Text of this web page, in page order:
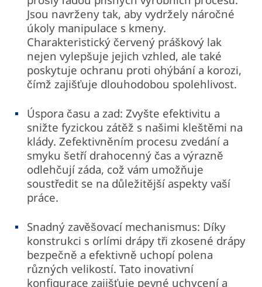
Jsou navrženy tak, aby vydržely náročné
úkoly manipulace s kmeny.
Charakteristický červený práškový lak
nejen vylepšuje jejich vzhled, ale také
poskytuje ochranu proti ohýbání a korozi,
čímž zajišťuje dlouhodobou spolehlivost.
Úspora času a zad: Zvyšte efektivitu a
snižte fyzickou zátěž s našimi kleštěmi na
klády. Zefektivněním procesu zvedání a
smyku šetří drahocenný čas a výrazně
odlehčují záda, což vám umožňuje
soustředit se na důležitější aspekty vaší
práce.
Snadný zavěšovací mechanismus: Díky
konstrukci s orlími drápy tři zkosené drápy
bezpečně a efektivně uchopí polena
různých velikostí. Tato inovativní
konfigurace zajišťuje pevné uchycení a